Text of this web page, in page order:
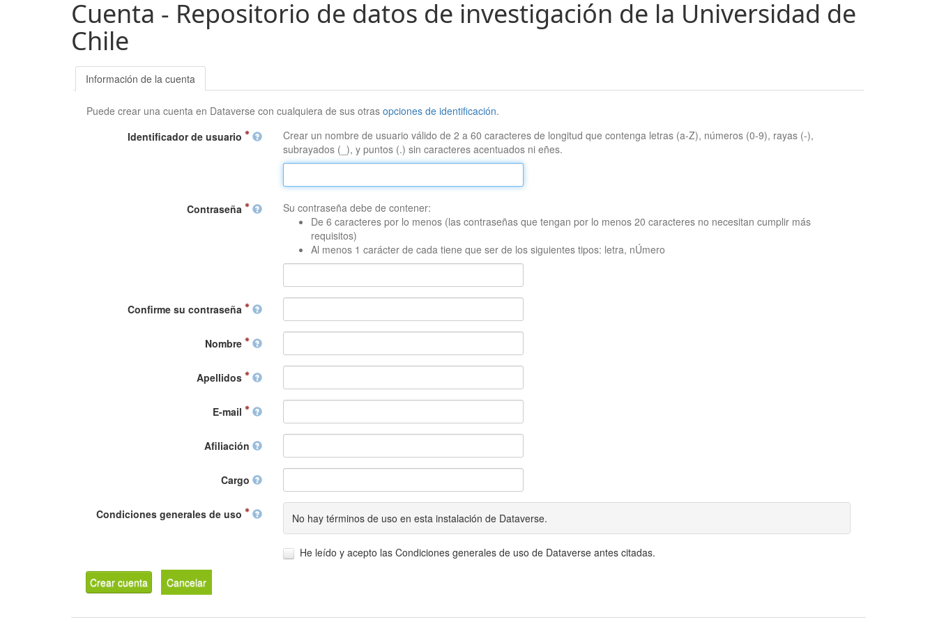
Cuenta - Repositorio de datos de investigación de la Universidad de
Chile
Información de la cuenta
Puede crear una cuenta en Dataverse con cualquiera de sus otrasopciones de identificación.
Identificador de usuario
Crear un nombre de usuario válido de 2 a 60 caracteres de longitud que contenga letras (a-Z), números (0-9), rayas (-),
subrayados (_), y puntos (.) sin caracteres acentuados ni eñes.
Contraseña
Su contraseña debe de contener:
De 6 caracteres por lo menos (las contraseñas que tengan por lo menos 20 caracteres no necesitan cumplir más
requisitos)
Al menos 1 carácter de cada tiene que ser de los siguientes tipos: letra, nÚmero
Confirme su contraseña
Nombre
Apellidos
E-mail
Afiliación
Cargo
Condiciones generales de uso No hay términos de uso en esta instalación de Dataverse.
He leído y acepto las Condiciones generales de uso de Dataverse antes citadas.
Crear cuenta Cancelar